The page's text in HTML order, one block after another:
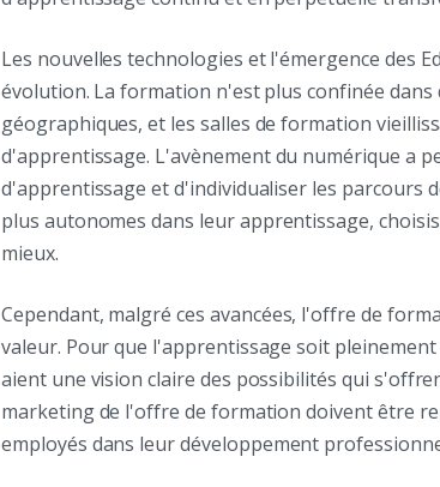
Les nouvelles technologies et l'émergence des
évolution. La formation n'est plus confinée
géographiques, et les salles de formation
d'apprentissage. L'avènement du numérique a
d'apprentissage et d'individualiser les parcours
plus autonomes dans leur apprentissage,
mieux.
Cependant, malgré ces avancées, l'offre de
valeur. Pour que l'apprentissage soit
aient une vision claire des possibilités qui
marketing de l'offre de formation doivent être
employés dans leur développement